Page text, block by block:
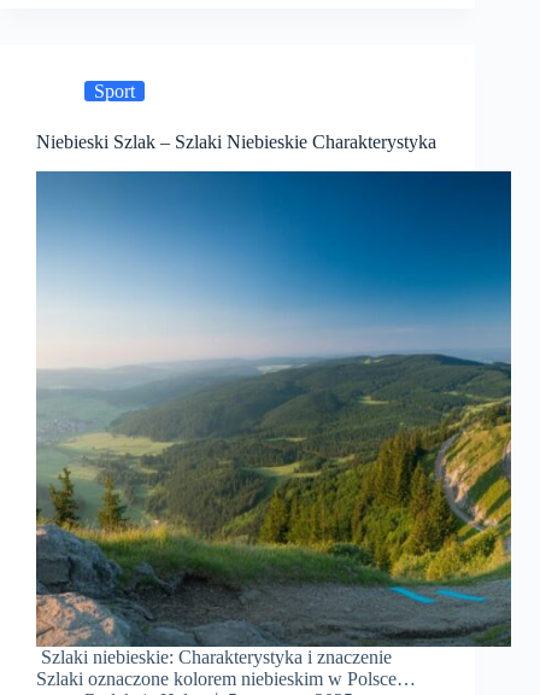
Sport
Niebieski Szlak – Szlaki Niebieskie Charakterystyka
Szlaki niebieskie: Charakterystyka i znaczenie
Szlaki oznaczone kolorem niebieskim w Polsce…